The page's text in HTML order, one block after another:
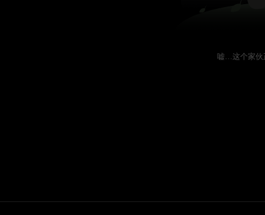
嘘…这个家伙